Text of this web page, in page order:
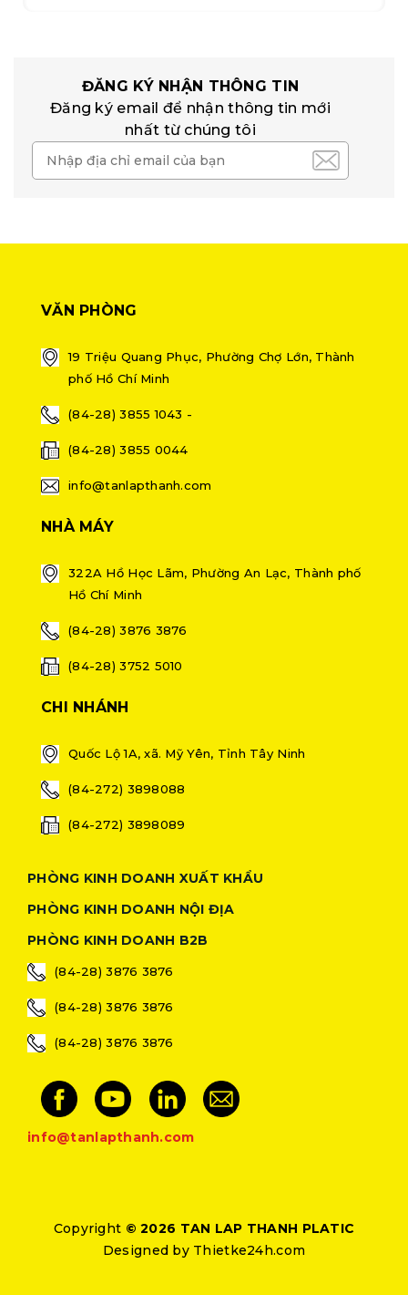
ĐĂNG KÝ NHẬN THÔNG TIN
Đăng ký email để nhận thông tin mới
nhất từ chúng tôi
VĂN PHÒNG
19 Triệu Quang Phục, Phường Chợ Lớn, Thành
phố Hồ Chí Minh
(84-28) 3855 1043 -
(84-28) 3855 0044
info@tanlapthanh.com
NHÀ MÁY
322A Hồ Học Lãm, Phường An Lạc, Thành phố
Hồ Chí Minh
(84-28) 3876 3876
(84-28) 3752 5010
CHI NHÁNH
Quốc Lộ 1A, xã. Mỹ Yên, Tỉnh Tây Ninh
(84-272) 3898088
(84-272) 3898089
PHÒNG KINH DOANH XUẤT KHẨU
PHÒNG KINH DOANH NỘI ĐỊA
PHÒNG KINH DOANH B2B
(84-28) 3876 3876
(84-28) 3876 3876
(84-28) 3876 3876
info@tanlapthanh.com
Copyright © 2026 TAN LAP THANH PLATIC
Designed by Thietke24h.com